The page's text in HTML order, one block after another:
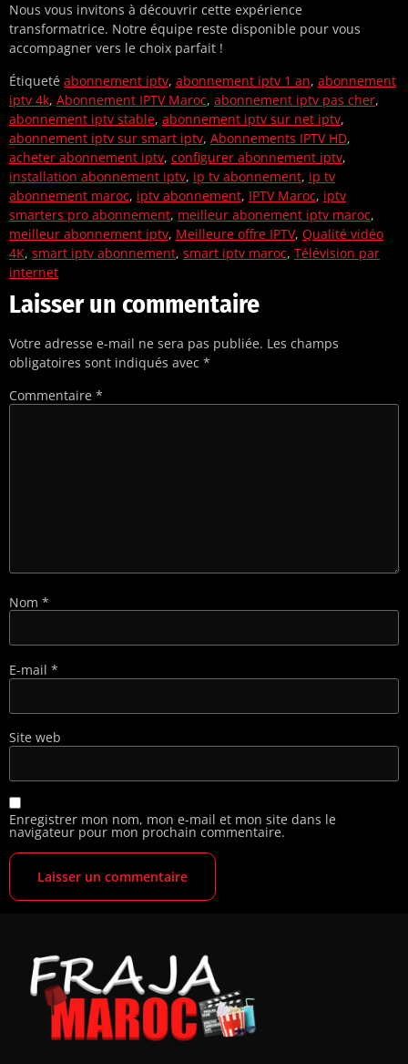
Nous vous invitons à découvrir cette expérience
transformatrice. Notre équipe reste disponible pour vous
accompagner vers le choix parfait !
Étiqueté abonnement iptv, abonnement iptv 1 an, abonnement
iptv 4k, Abonnement IPTV Maroc, abonnement iptv pas cher,
abonnement iptv stable, abonnement iptv sur net iptv,
abonnement iptv sur smart iptv, Abonnements IPTV HD,
acheter abonnement iptv, configurer abonnement iptv,
installation abonnement iptv, ip tv abonnement, ip tv
abonnement maroc, iptv abonnement, IPTV Maroc, iptv
smarters pro abonnement, meilleur abonement iptv maroc,
meilleur abonnement iptv, Meilleure offre IPTV, Qualité vidéo
4K, smart iptv abonnement, smart iptv maroc, Télévision par
internet
Laisser un commentaire
Votre adresse e-mail ne sera pas publiée. Les champs
obligatoires sont indiqués avec *
Commentaire *
Nom *
E-mail *
Site web
Enregistrer mon nom, mon e-mail et mon site dans le
navigateur pour mon prochain commentaire.